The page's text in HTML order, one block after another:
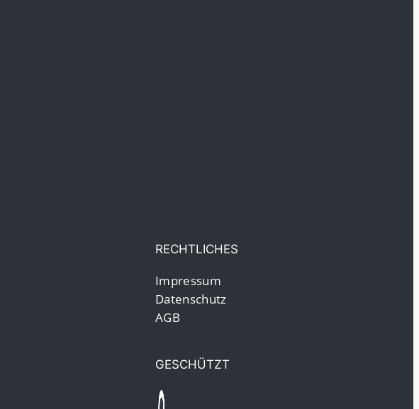
RECHTLICHES
Impressum
Datenschutz
AGB
GESCHÜTZT